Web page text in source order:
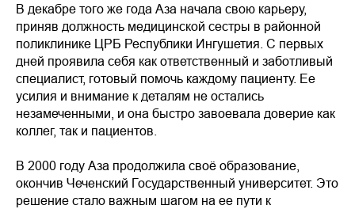
В декабре того же года Аза начала свою карьеру,
приняв должность медицинской сестры в районной
поликлинике ЦРБ Республики Ингушетия. С первых
дней проявила себя как ответственный и заботливый
специалист, готовый помочь каждому пациенту. Ее
усилия и внимание к деталям не остались
незамеченными, и она быстро завоевала доверие как
коллег, так и пациентов.
В 2000 году Аза продолжила своё образование,
окончив Чеченский Государственный университет. Это
решение стало важным шагом на ее пути к